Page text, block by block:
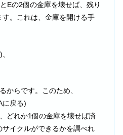
Eの2個の金庫を壊せば、残り
。これは、金庫を開ける手
からです。このため、
戻る)
どれか1個の金庫を壊せば済
イクルができるかを調べれ